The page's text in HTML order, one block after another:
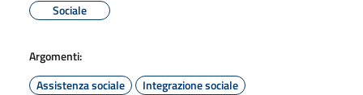
Sociale
Argomenti:
Assistenza sociale
Integrazione sociale